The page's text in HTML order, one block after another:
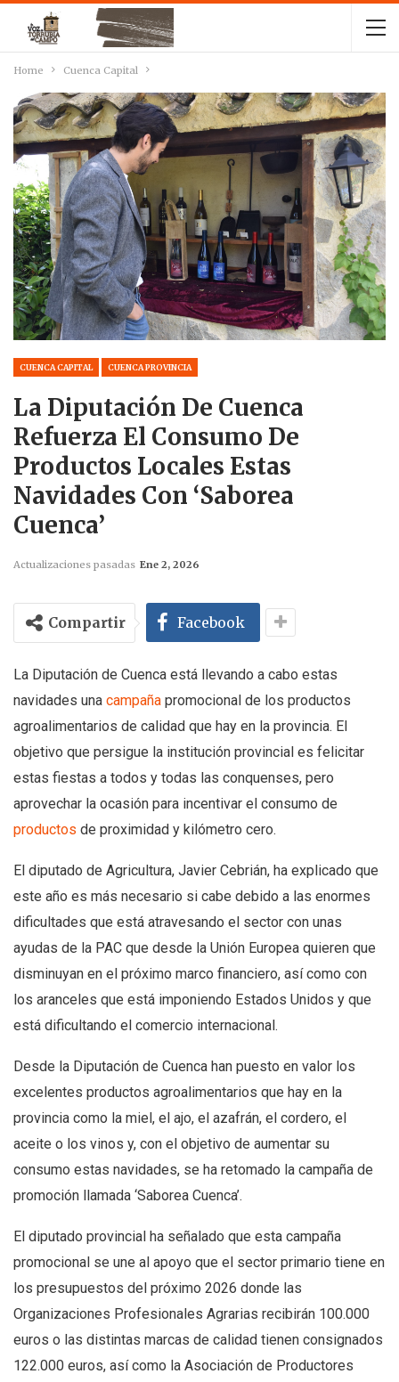
Home Cuenca Capital
CUENCA CAPITAL CUENCA PROVINCIA
La Diputación De Cuenca
Refuerza El Consumo De
Productos Locales Estas
Navidades Con ‘Saborea
Cuenca’
Actualizaciones pasadas Ene 2, 2026
Compartir Facebook
La Diputación de Cuenca está llevando a cabo estas
navidades una campaña promocional de los productos
agroalimentarios de calidad que hay en la provincia. El
objetivo que persigue la institución provincial es felicitar
estas fiestas a todos y todas las conquenses, pero
aprovechar la ocasión para incentivar el consumo de
productos de proximidad y kilómetro cero.
El diputado de Agricultura, Javier Cebrián, ha explicado que
este año es más necesario si cabe debido a las enormes
dificultades que está atravesando el sector con unas
ayudas de la PAC que desde la Unión Europea quieren que
disminuyan en el próximo marco financiero, así como con
los aranceles que está imponiendo Estados Unidos y que
está dificultando el comercio internacional.
Desde la Diputación de Cuenca han puesto en valor los
excelentes productos agroalimentarios que hay en la
provincia como la miel, el ajo, el azafrán, el cordero, el
aceite o los vinos y, con el objetivo de aumentar su
consumo estas navidades, se ha retomado la campaña de
promoción llamada ‘Saborea Cuenca’.
El diputado provincial ha señalado que esta campaña
promocional se une al apoyo que el sector primario tiene en
los presupuestos del próximo 2026 donde las
Organizaciones Profesionales Agrarias recibirán 100.000
euros o las distintas marcas de calidad tienen consignados
122.000 euros, así como la Asociación de Productores